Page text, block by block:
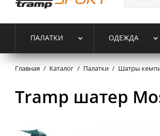
ПАЛАТКИ ОДЕЖДА
Главная / Каталог / Палатки / Шатры
Tramp шатер